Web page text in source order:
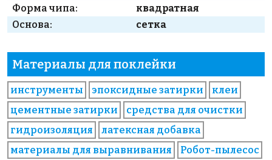
Форма чипа:
квадратная
Основа:
сетка
Материалы для поклейки
инструменты эпоксидные затирки
клеи
цементные затирки
средства для очистки
гидроизоляция
латексная добавка
материалы для выравнивания
Робот-пылесос